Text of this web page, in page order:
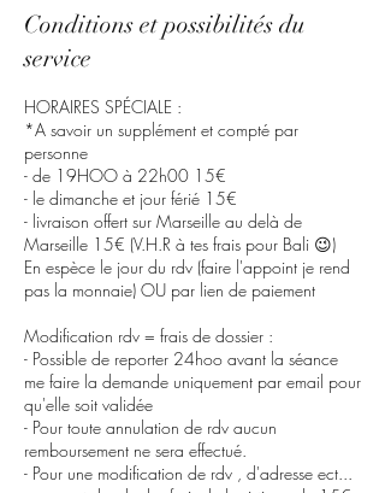
Conditions et possibilités du
service
HORAIRES SPÉCIALE :
*A savoir un supplément et compté par
personne
- de 19HOO à 22h00 15€
- le dimanche et jour férié 15€
- livraison offert sur Marseille au delà de
Marseille 15€ (V.H.R à tes frais pour Bali 😉)
En espèce le jour du rdv (faire l'appoint je rend
pas la monnaie) OU par lien de paiement
Modification rdv = frais de dossier :
- Possible de reporter 24hoo avant la séance
me faire la demande uniquement par email pour
qu'elle soit validée
- Pour toute annulation de rdv aucun
remboursement ne sera effectué.
- Pour une modification de rdv , d'adresse ect...